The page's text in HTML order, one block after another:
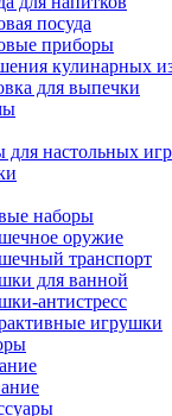
посуда
приборы
кулинарных
для выпечки
для настольных игр
наборы
оружие
транспорт
для ванной
антистресс
игрушки